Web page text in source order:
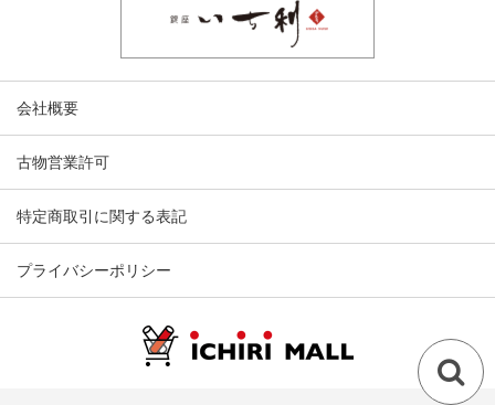
会社概要
古物営業許可
特定商取引に関する表記
プライバシーポリシー